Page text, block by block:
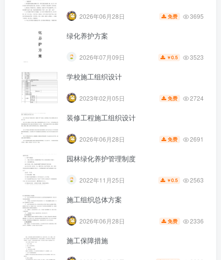
第5页 / 共26页
2026年06月28日 免费 3695
绿化养护方案
2026年07月09日 ￥0.5 3523
学校施工组织设计
2023年02月05日 免费 2724
装修工程施工组织设计
2026年06月28日 免费 2691
园林绿化养护管理制度
2022年11月25日 ￥0.5 2563
施工组织总体方案
2026年06月28日 免费 2336
施工保障措施